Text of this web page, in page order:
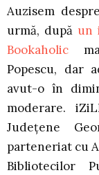
Auzisem despre
urmă, după un
Bookaholic
Popescu, dar
avut-o în
moderare.
Județene
parteneriat cu
Bibliotecilor